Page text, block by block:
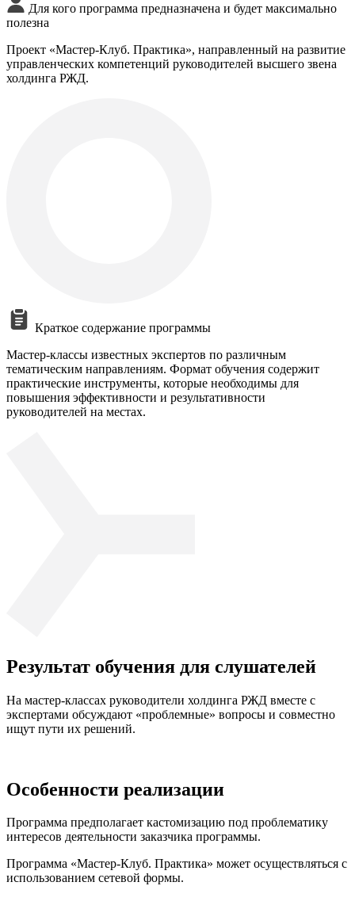
Для кого программа предназначена и будет максимально
полезна
Проект «Мастер-Клуб. Практика», направленный на развитие
управленческих компетенций руководителей высшего звена
холдинга РЖД.
Краткое содержание программы
Мастер-классы известных экспертов по различным
тематическим направлениям. Формат обучения содержит
практические инструменты, которые необходимы для
повышения эффективности и результативности
руководителей на местах.
Результат обучения для слушателей
На мастер-классах руководители холдинга РЖД вместе с
экспертами обсуждают «проблемные» вопросы и совместно
ищут пути их решений.
Особенности реализации
Программа предполагает кастомизацию под проблематику
интересов деятельности заказчика программы.
Программа «Мастер-Клуб. Практика» может осуществляться с
использованием сетевой формы.